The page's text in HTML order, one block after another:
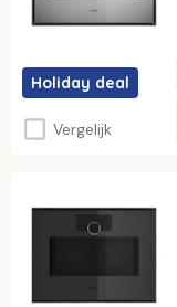
Holiday deal
Vergelijk